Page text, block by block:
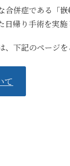
併症である「
日帰り手術を実
、下記のページ
て